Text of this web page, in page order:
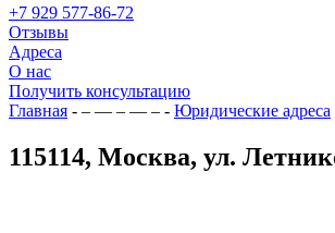
+7 929 577-86-72
Отзывы
Адреса
О нас
Получить консультацию
Главная - – — – — – - Юридические адреса
115114, Москва, ул.